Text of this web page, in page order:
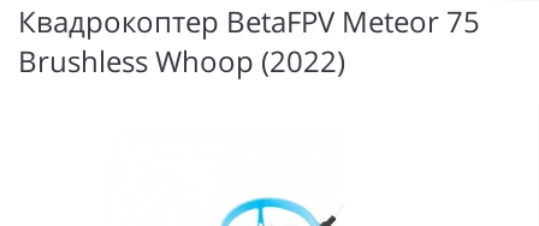
Квадрокоптер BetaFPV Meteor 75
Brushless Whoop (2022)